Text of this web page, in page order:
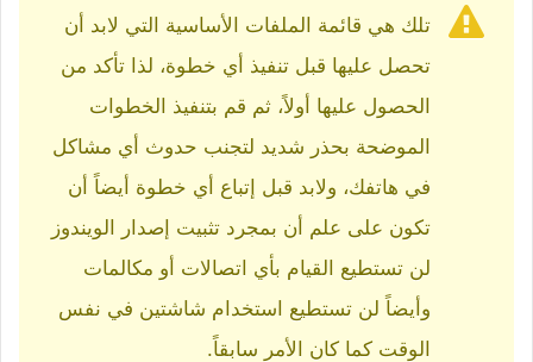
تلك هي قائمة الملفات الأساسية التي لابد أن
تحصل عليها قبل تنفيذ أي خطوة، لذا تأكد من
الحصول عليها أولاً، ثم قم بتنفيذ الخطوات
الموضحة بحذر شديد لتجنب حدوث أي مشاكل
في هاتفك، ولابد قبل إتباع أي خطوة أيضاً أن
تكون على علم أن بمجرد تثبيت إصدار الويندوز
لن تستطيع القيام بأي اتصالات أو مكالمات
وأيضاً لن تستطيع استخدام شاشتين في نفس
الوقت كما كان الأمر سابقاً.